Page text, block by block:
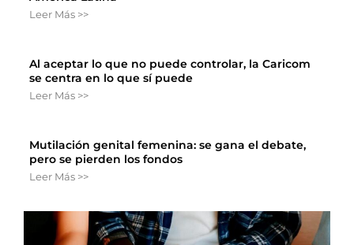
Leer Más >>
Al aceptar lo que no puede controlar, la Caricom
se centra en lo que sí puede
Leer Más >>
Mutilación genital femenina: se gana el debate,
pero se pierden los fondos
Leer Más >>